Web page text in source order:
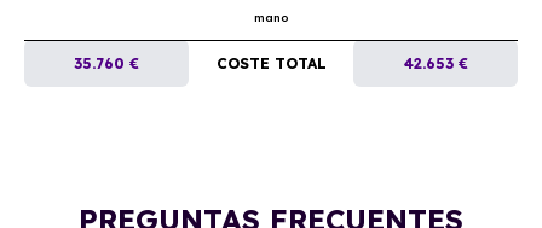
mano
35.760 € COSTE TOTAL 42.653 €
PREGUNTAS FRECUENTES